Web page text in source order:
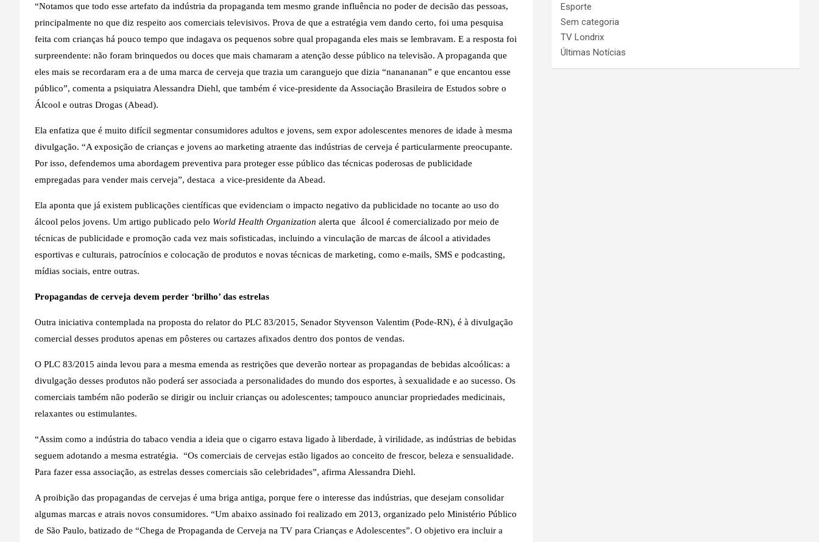
“Notamos que todo esse artefato da indústria da propaganda tem mesmo grande influência no poder de decisão das pessoas,
principalmente no que diz respeito aos comerciais televisivos. Prova de que a estratégia vem dando certo, foi uma pesquisa
feita com crianças há pouco tempo que indagava os pequenos sobre qual propaganda eles mais se lembravam. E a resposta foi
surpreendente: não foram brinquedos ou doces que mais chamaram a atenção desse público na televisão. A propaganda que
eles mais se recordaram era a de uma marca de cerveja que trazia um caranguejo que dizia “nanananan” e que encantou esse
público”, comenta a psiquiatra Alessandra Diehl, que também é vice-presidente da Associação Brasileira de Estudos sobre o
Álcool e outras Drogas (Abead).
Ela enfatiza que é muito difícil segmentar consumidores adultos e jovens, sem expor adolescentes menores de idade à mesma
divulgação. “A exposição de crianças e jovens ao marketing atraente das indústrias de cerveja é particularmente preocupante.
Por isso, defendemos uma abordagem preventiva para proteger esse público das técnicas poderosas de publicidade
empregadas para vender mais cerveja”, destaca a vice-presidente da Abead.
Ela aponta que já existem publicações científicas que evidenciam o impacto negativo da publicidade no tocante ao uso do
álcool pelos jovens. Um artigo publicado pelo World Health Organization alerta que álcool é comercializado por meio de
técnicas de publicidade e promoção cada vez mais sofisticadas, incluindo a vinculação de marcas de álcool a atividades
esportivas e culturais, patrocínios e colocação de produtos e novas técnicas de marketing, como e-mails, SMS e podcasting,
mídias sociais, entre outras.
Propagandas de cerveja devem perder ‘brilho’ das estrelas
Outra iniciativa contemplada na proposta do relator do PLC 83/2015, Senador Styvenson Valentim (Pode-RN), é à divulgação
comercial desses produtos apenas em pôsteres ou cartazes afixados dentro dos pontos de vendas.
O PLC 83/2015 ainda levou para a mesma emenda as restrições que deverão nortear as propagandas de bebidas alcoólicas: a
divulgação desses produtos não poderá ser associada a personalidades do mundo dos esportes, à sexualidade e ao sucesso. Os
comerciais também não poderão se dirigir ou incluir crianças ou adolescentes; tampouco anunciar propriedades medicinais,
relaxantes ou estimulantes.
“Assim como a indústria do tabaco vendia a ideia que o cigarro estava ligado à liberdade, à virilidade, as indústrias de bebidas
seguem adotando a mesma estratégia. “Os comerciais de cervejas estão ligados ao conceito de frescor, beleza e sensualidade.
Para fazer essa associação, as estrelas desses comerciais são celebridades”, afirma Alessandra Diehl.
A proibição das propagandas de cervejas é uma briga antiga, porque fere o interesse das indústrias, que desejam consolidar
algumas marcas e atrais novos consumidores. “Um abaixo assinado foi realizado em 2013, organizado pelo Ministério Público
de São Paulo, batizado de “Chega de Propaganda de Cerveja na TV para Crianças e Adolescentes”. O objetivo era incluir a
Esporte
Sem categoria
TV Londrix
Últimas Notícias